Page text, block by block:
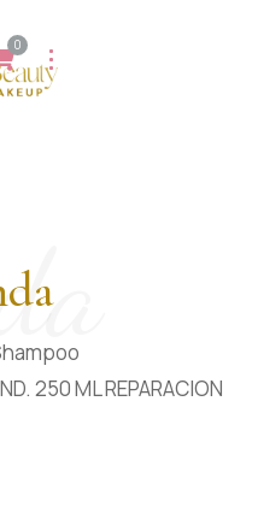
0
250 ML REPARACION